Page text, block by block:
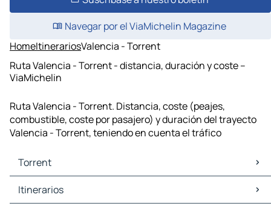
Navegar por el ViaMichelin Magazine
HomeItinerariosValencia - Torrent
Ruta Valencia - Torrent - distancia, duración y coste –
ViaMichelin
Ruta Valencia - Torrent. Distancia, coste (peajes,
combustible, coste por pasajero) y duración del trayecto
Valencia - Torrent, teniendo en cuenta el tráfico
Torrent
Torrent Mapas Planos
Torrent Trafico
Itinerarios